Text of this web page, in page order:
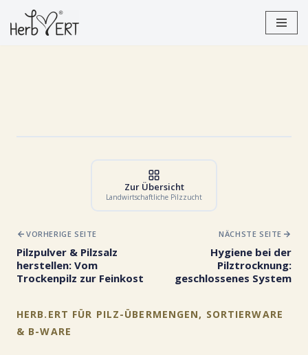
Zum
VORHERIGE SEITE
Pilzpulver & Pilzsalz
herstellen: Vom
Trockenpilz zur Feinkost
Zur Übersicht
Landwirtschaftliche Pilzzucht
NÄCHSTE SEITE
Hygiene bei der
Pilztrocknung:
geschlossenes System
HERB.ERT FÜR PILZ-ÜBERMENGEN, SORTIERWARE
& B-WARE